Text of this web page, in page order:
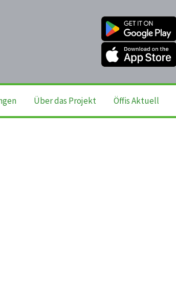
Über das Projekt Öffis Aktuell